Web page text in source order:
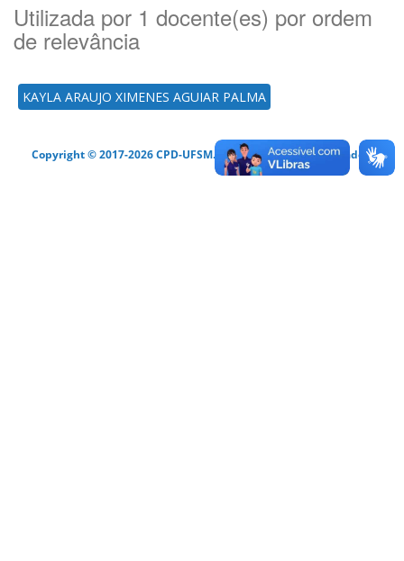
Utilizada por 1 docente(es) por ordem
de relevância
KAYLA ARAUJO XIMENES AGUIAR PALMA
Copyright © 2017-2026 CPD-UFSM. Todos os direitos reservados.